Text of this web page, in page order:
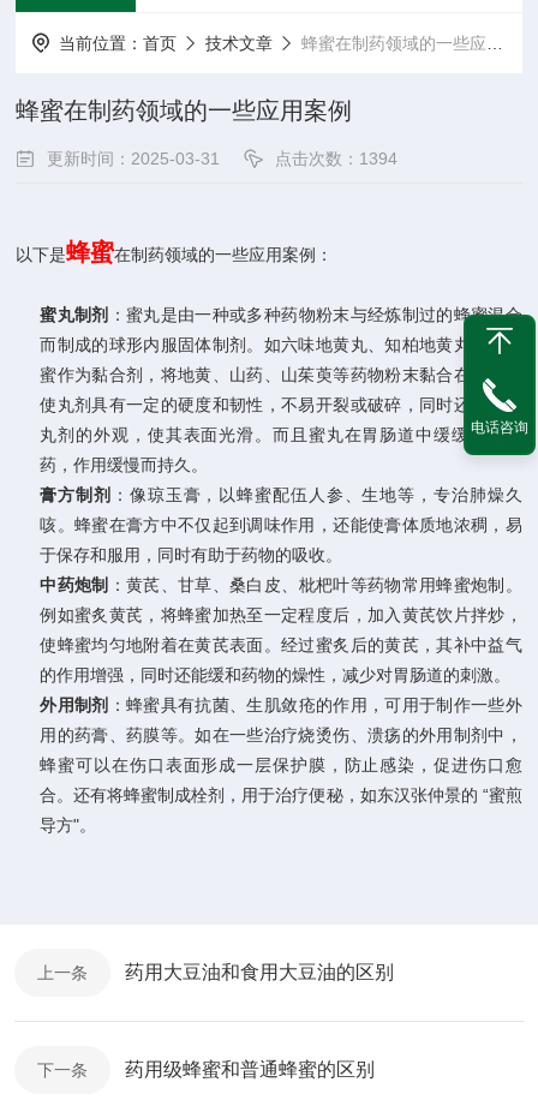
当前位置：首页 技术文章 蜂蜜​在制药领域的一些应用案例
蜂蜜​在制药领域的一些应用案例
更新时间：2025-03-31 点击次数：1394
以下是蜂蜜在制药领域的一些应用案例：
蜜丸制剂
：蜜丸是由一种或多种药物粉末与经炼制过的蜂蜜混合
而制成的球形内服固体制剂。如六味地黄丸、知柏地黄丸等，蜂
蜜作为黏合剂，将地黄、山药、山茱萸等药物粉末黏合在一起，
使丸剂具有一定的硬度和韧性，不易开裂或破碎，同时还能改善
丸剂的外观，使其表面光滑。而且蜜丸在胃肠道中缓缓溶散释
药，作用缓慢而持久。
膏方制剂
：像琼玉膏，以蜂蜜配伍人参、生地等，专治肺燥久
咳。蜂蜜在膏方中不仅起到调味作用，还能使膏体质地浓稠，易
于保存和服用，同时有助于药物的吸收。
中药炮制
：黄芪、甘草、桑白皮、枇杷叶等药物常用蜂蜜炮制。
例如蜜炙黄芪，将蜂蜜加热至一定程度后，加入黄芪饮片拌炒，
使蜂蜜均匀地附着在黄芪表面。经过蜜炙后的黄芪，其补中益气
的作用增强，同时还能缓和药物的燥性，减少对胃肠道的刺激。
外用制剂
：蜂蜜具有抗菌、生肌敛疮的作用，可用于制作一些外
用的药膏、药膜等。如在一些治疗烧烫伤、溃疡的外用制剂中，
蜂蜜可以在伤口表面形成一层保护膜，防止感染，促进伤口愈
合。还有将蜂蜜制成栓剂，用于治疗便秘，如东汉张仲景的 “蜜煎
导方"。
上一条 药用大豆油和食用大豆油的区别
下一条 药用级蜂蜜和普通蜂蜜的区别
电话咨询